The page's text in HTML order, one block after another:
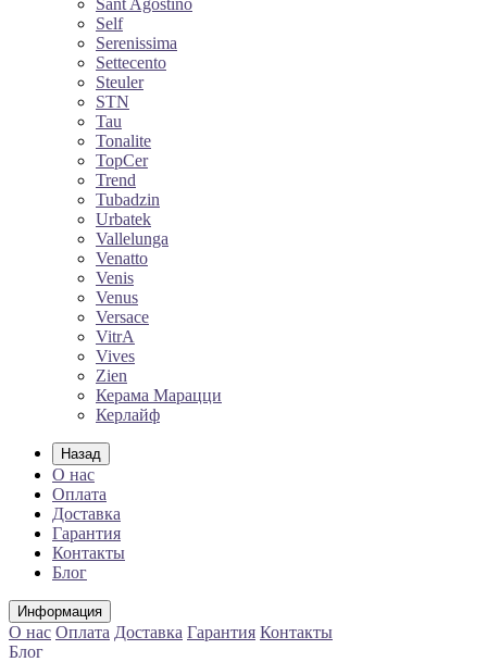
Sant Agostino
Self
Serenissima
Settecento
Steuler
STN
Tau
Tonalite
TopCer
Trend
Tubadzin
Urbatek
Vallelunga
Venatto
Venis
Venus
Versace
VitrA
Vives
Zien
Керама Марацци
Керлайф
Назад
О нас
Оплата
Доставка
Гарантия
Контакты
Блог
Информация
О нас Оплата Доставка Гарантия Контакты
Блог